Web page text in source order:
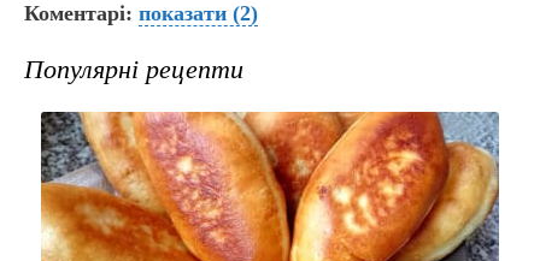
c
e
b
o
o
k
er e
gr
a
m
s
e
n
g
er
Коментарі: показати (2)
Популярні рецепти